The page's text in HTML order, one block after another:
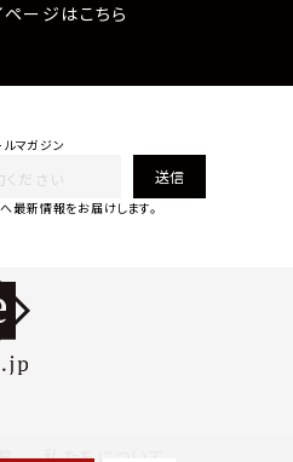
ージはこちら
ルマガジン
送信
最新情報をお届けします。
私たちについて